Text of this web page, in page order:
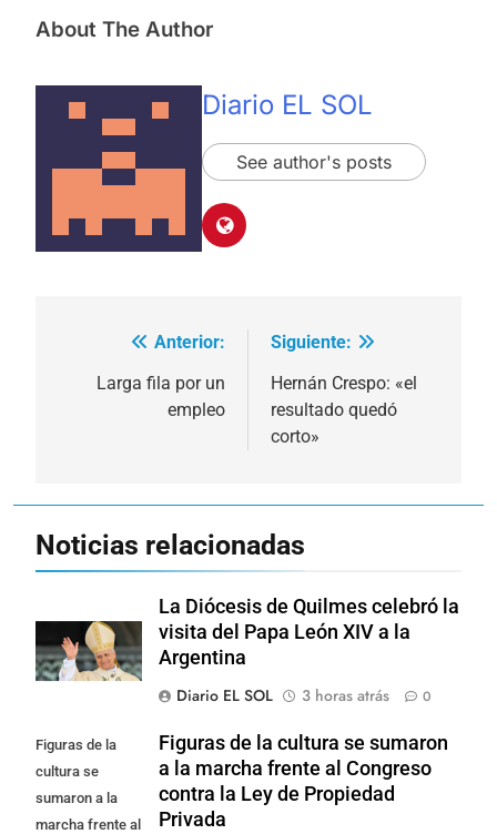
About The Author
Diario EL SOL
See author's posts
Navegación
Anterior:
Larga fila por un
empleo
Siguiente:
Hernán Crespo: «el
resultado quedó
corto»
Noticias relacionadas
La Diócesis de Quilmes celebró la
visita del Papa León XIV a la
Argentina
Diario EL SOL
3 horas atrás 0
Figuras de la
cultura se
sumaron a la
marcha frente al
Figuras de la cultura se sumaron
a la marcha frente al Congreso
contra la Ley de Propiedad
Privada